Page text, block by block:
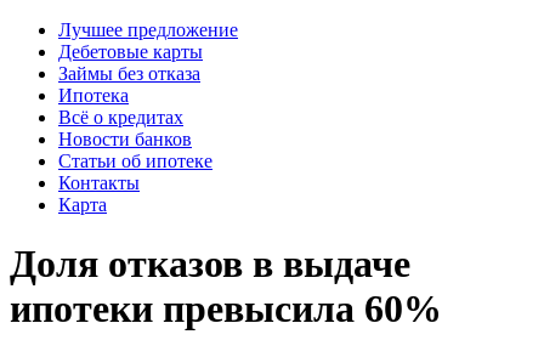
Меню Лучшее предложение
Дебетовые карты
Займы без отказа
Ипотека
Всё о кредитах
Новости банков
Статьи об ипотеке
Контакты
Карта
Доля отказов в выдаче
ипотеки превысила 60%